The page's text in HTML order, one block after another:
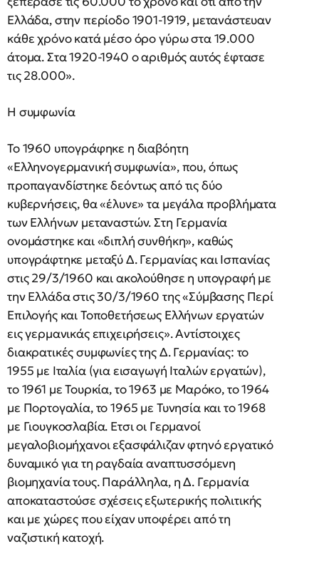
Ελλάδα, στην περίοδο 1901-1919, μετανάστευαν
κάθε χρόνο κατά μέσο όρο γύρω στα 19.000
άτομα. Στα 1920-1940 ο αριθμός αυτός έφτασε
τις 28.000».
Η συμφωνία
Το 1960 υπογράφηκε η διαβόητη
«Ελληνογερμανική συμφωνία», που, όπως
προπαγανδίστηκε δεόντως από τις δύο
κυβερνήσεις, θα «έλυνε» τα μεγάλα προβλήματα
των Ελλήνων μεταναστών. Στη Γερμανία
ονομάστηκε και «διπλή συνθήκη», καθώς
υπογράφτηκε μεταξύ Δ. Γερμανίας και Ισπανίας
στις 29/3/1960 και ακολούθησε η υπογραφή με
την Ελλάδα στις 30/3/1960 της «Σύμβασης Περί
Επιλογής και Τοποθετήσεως Ελλήνων εργατών
εις γερμανικάς επιχειρήσεις». Αντίστοιχες
διακρατικές συμφωνίες της Δ. Γερμανίας: το
1955 με Ιταλία (για εισαγωγή Ιταλών εργατών),
το 1961 με Τουρκία, το 1963 με Μαρόκο, το 1964
με Πορτογαλία, το 1965 με Τυνησία και το 1968
με Γιουγκοσλαβία. Ετσι οι Γερμανοί
μεγαλοβιομήχανοι εξασφάλιζαν φτηνό εργατικό
δυναμικό για τη ραγδαία αναπτυσσόμενη
βιομηχανία τους. Παράλληλα, η Δ. Γερμανία
αποκαταστούσε σχέσεις εξωτερικής πολιτικής
και με χώρες που είχαν υποφέρει από τη
ναζιστική κατοχή.